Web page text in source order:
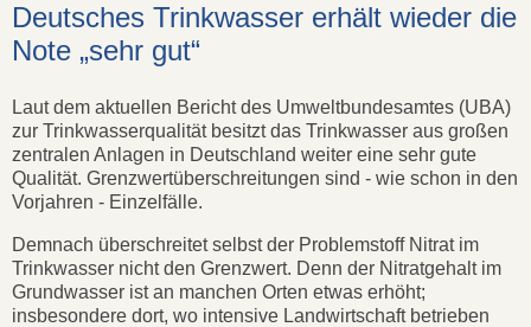
Deutsches Trinkwasser erhält wieder die
Note „sehr gut“
Laut dem aktuellen Bericht des Umweltbundesamtes (UBA)
zur Trinkwasserqualität besitzt das Trinkwasser aus großen
zentralen Anlagen in Deutschland weiter eine sehr gute
Qualität. Grenzwertüberschreitungen sind - wie schon in den
Vorjahren - Einzelfälle.
Demnach überschreitet selbst der Problemstoff Nitrat im
Trinkwasser nicht den Grenzwert. Denn der Nitratgehalt im
Grundwasser ist an manchen Orten etwas erhöht;
insbesondere dort, wo intensive Landwirtschaft betrieben